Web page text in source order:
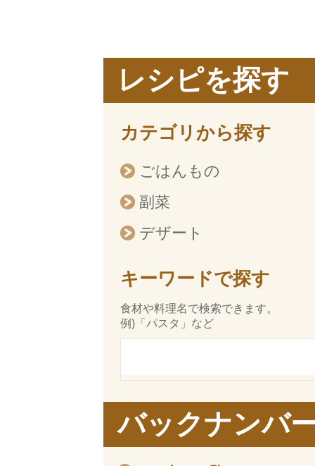
レシピを探す
カテゴリから探す
ごはんもの
副菜
デザート
キーワードで探す
食材や料理名で検索できます。
例)「パスタ」など
バックナンバ